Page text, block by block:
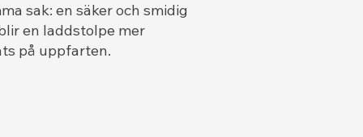
sak: en säker och smidig
en laddstolpe mer
på uppfarten.